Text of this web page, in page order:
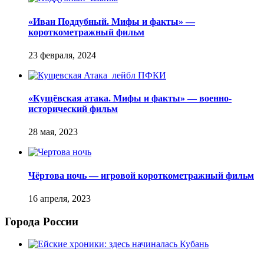
«Иван Поддубный. Мифы и факты» —
короткометражный фильм
«Кущёвская атака. Мифы и факты» — военно-
исторический фильм
Чёртова ночь — игровой короткометражный фильм
Города России